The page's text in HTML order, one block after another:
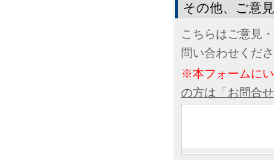
その他、ご意
こちらはご意見
問い合わせくだ
※本フォームに
の方は「お問合